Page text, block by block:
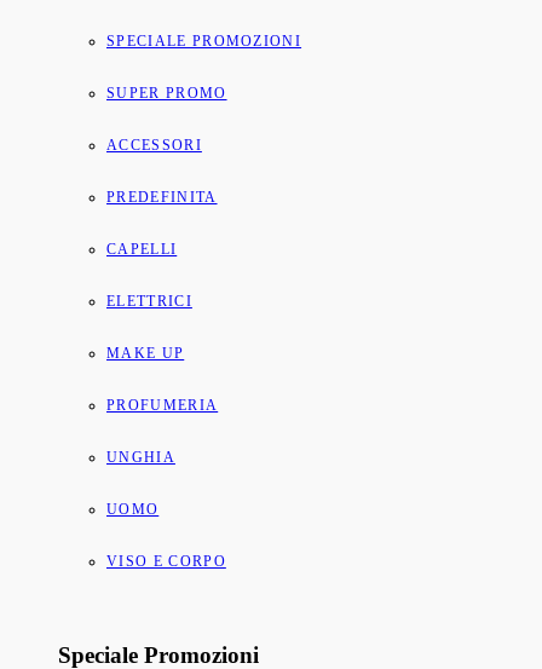
SPECIALE PROMOZIONI
SUPER PROMO
ACCESSORI
PREDEFINITA
CAPELLI
ELETTRICI
MAKE UP
PROFUMERIA
UNGHIA
UOMO
VISO E CORPO
Speciale Promozioni